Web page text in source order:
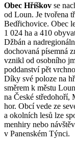
Obec Hříškov se
od Loun. Je tvořena
Bedřichovice. Obec
1 024 ha a 410
Džbán a
dochovaná písemná
vznikl od osobního
poddanství pět
Díky své poloze na
směrem k městu
na České středohoří,
hor. Obcí vede ze
a okolních lesů lze
menhiry nebo
v Panenském Týnci.